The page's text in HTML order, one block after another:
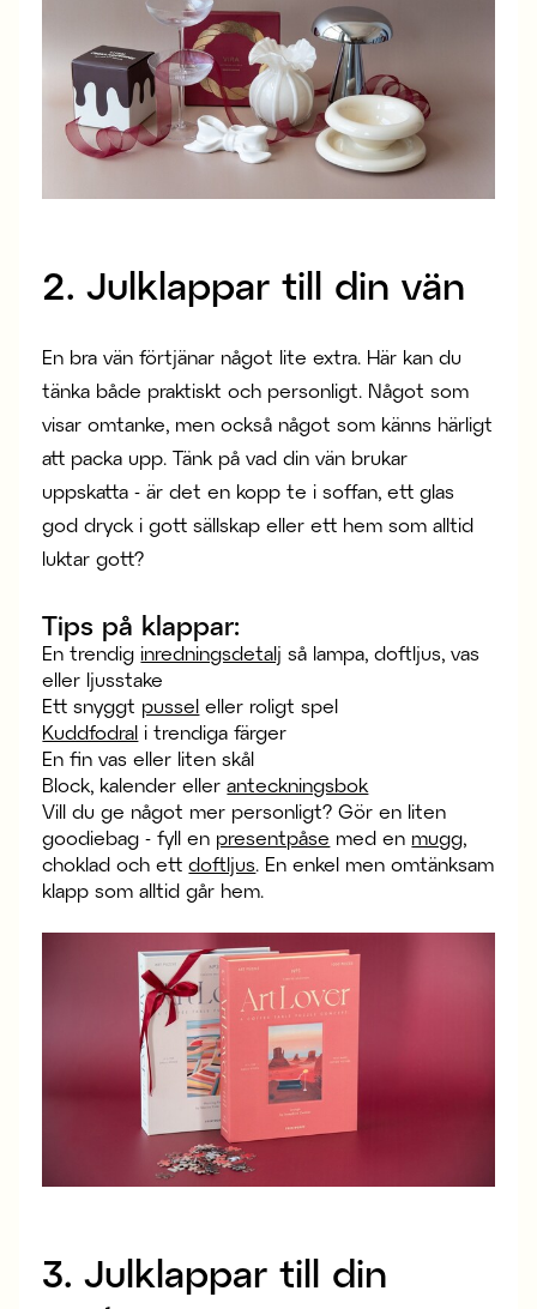
2. Julklappar till din vän
En bra vän förtjänar något lite extra. Här kan du
tänka både praktiskt och personligt. Något som
visar omtanke, men också något som känns härligt
att packa upp. Tänk på vad din vän brukar
uppskatta - är det en kopp te i soffan, ett glas
god dryck i gott sällskap eller ett hem som alltid
luktar gott?
Tips på klappar:
En trendig inredningsdetalj så lampa, doftljus, vas
eller ljusstake
Ett snyggt pussel eller roligt spel
Kuddfodral i trendiga färger
En fin vas eller liten skål
Block, kalender elleranteckningsbok
Vill du ge något mer personligt? Gör en liten
goodiebag - fyll en presentpåse med en mugg,
choklad och ettdoftljus. En enkel men omtänksam
klapp som alltid går hem.
3. Julklappar till din